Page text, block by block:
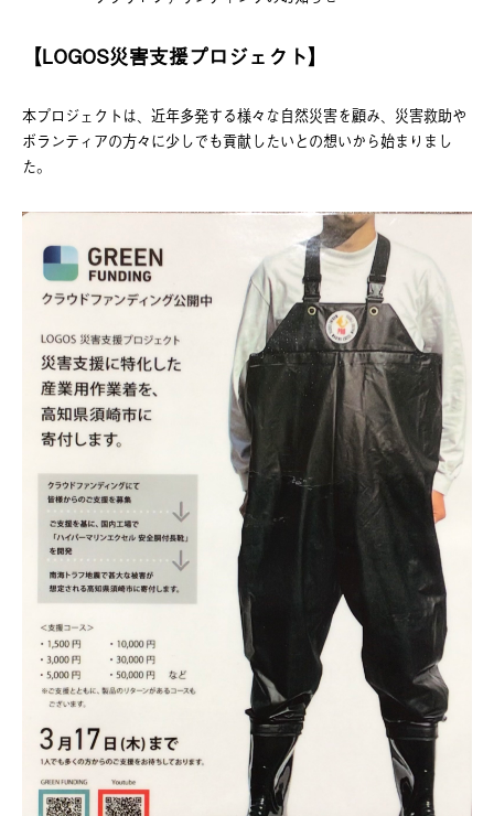
【LOGOS災害支援プロジェクト】
本プロジェクトは、近年多発する様々な自然災害を顧み、災害救助や
ボランティアの方々に少しでも貢献したいとの想いから始まりまし
た。